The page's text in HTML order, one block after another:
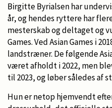
Birgitte Byrialsen har
år, og hendes ryttere har
mesterskab og deltaget og
Games. Ved Asian Games i
landstræner. De følgende
været afholdt i 2022, men
til 2023, og løber således af
Hun er netop hjemvendt